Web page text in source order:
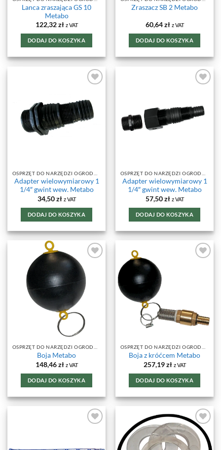
Lanca zraszająca GS 10
Metabo
122,32zł z VAT
DODAJ DO KOSZYKA
Zraszacz SB 2 Metabo
60,64zł z VAT
DODAJ DO KOSZYKA
ULUBIONYCH
Adapter wielowymiarowy 1
1/4″ gwint wew. Metabo
34,50zł z VAT
DODAJ DO KOSZYKA
Adapter wielowymiarowy 1
1/4″ gwint wew. Metabo
57,50zł z VAT
DODAJ DO KOSZYKA
DODAJ DO
ULUBIONYCH
Boja Metabo
148,46zł z VAT
DODAJ DO KOSZYKA
Boja z króćcem Metabo
257,19zł z VAT
DODAJ DO KOSZYKA
DODAJ DO
ULUBIONYCH